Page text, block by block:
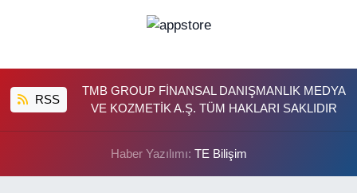
RSS
TMB GROUP FİNANSAL DANIŞMANLIK MEDYA
VE KOZMETİK A.Ş. TÜM HAKLARI SAKLIDIR
Haber Yazılımı: TE Bilişim